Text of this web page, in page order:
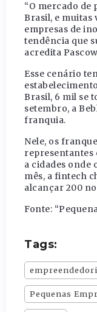
“O mercado de
Brasil, e muitas
empresas de
tendência que
acredita
Esse cenário
Brasil, 6 mil se
setembro, a
franquia.
Nele, os
representantes
a cidades onde
mês, a fintech
alcançar 200
Fonte:
Tags:
Pequenas